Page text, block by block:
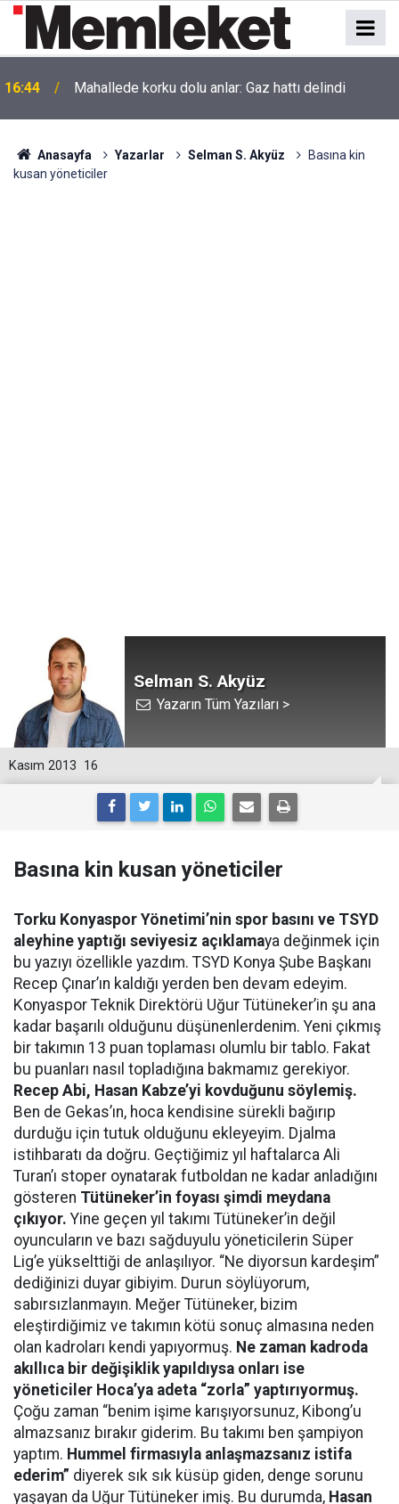
16:44 Mahallede korku dolu anlar: Gaz hattı delindi
Anasayfa Yazarlar Selman S. Akyüz
Basına kin
kusan yöneticiler
Selman S. Akyüz
Yazarın Tüm Yazıları >
16
Kasım 2013
Basına kin kusan yöneticiler
Torku Konyaspor Yönetimi’nin spor basını ve TSYD
aleyhine yaptığı seviyesiz açıklamaya değinmek için
bu yazıyı özellikle yazdım. TSYD Konya Şube Başkanı
Recep Çınar’ın kaldığı yerden ben devam edeyim.
Konyaspor Teknik Direktörü Uğur Tütüneker’in şu ana
kadar başarılı olduğunu düşünenlerdenim. Yeni çıkmış
bir takımın 13 puan toplaması olumlu bir tablo. Fakat
bu puanları nasıl topladığına bakmamız gerekiyor.
Recep Abi, Hasan Kabze’yi kovduğunu söylemiş.
Ben de Gekas’ın, hoca kendisine sürekli bağırıp
durduğu için tutuk olduğunu ekleyeyim. Djalma
istihbaratı da doğru. Geçtiğimiz yıl haftalarca Ali
Turan’ı stoper oynatarak futboldan ne kadar anladığını
gösteren Tütüneker’in foyası şimdi meydana
çıkıyor. Yine geçen yıl takımı Tütüneker’in değil
oyuncuların ve bazı sağduyulu yöneticilerin Süper
Lig’e yükselttiği de anlaşılıyor. “Ne diyorsun kardeşim”
dediğinizi duyar gibiyim. Durun söylüyorum,
sabırsızlanmayın. Meğer Tütüneker, bizim
eleştirdiğimiz ve takımın kötü sonuç almasına neden
olan kadroları kendi yapıyormuş. Ne zaman kadroda
akıllıca bir değişiklik yapıldıysa onları ise
yöneticiler Hoca’ya adeta “zorla” yaptırıyormuş.
Çoğu zaman “benim işime karışıyorsunuz, Kibong’u
almazsanız bırakır giderim. Bu takımı ben şampiyon
yaptım. Hummel firmasıyla anlaşmazsanız istifa
ederim” diyerek sık sık küsüp giden, denge sorunu
yaşayan da Uğur Tütüneker imiş. Bu durumda, Hasan